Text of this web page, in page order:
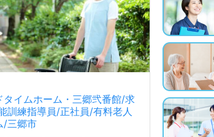
タイムホーム・三郷弐番館/求
訓練指導員/正社員/有料老人
/三郷市